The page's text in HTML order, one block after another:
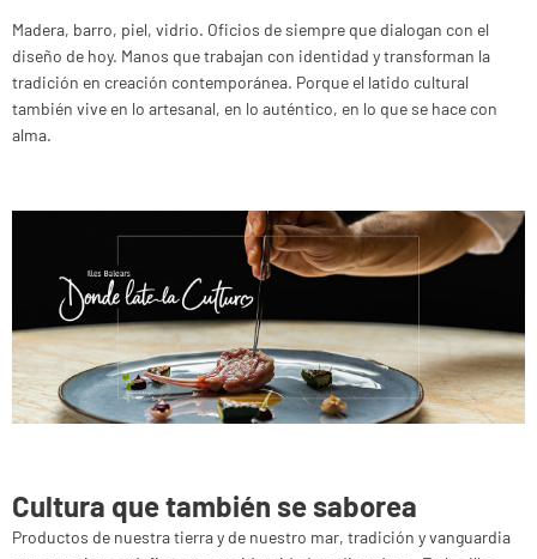
Madera, barro, piel, vidrio. Oficios de siempre que dialogan con el
diseño de hoy. Manos que trabajan con identidad y transforman la
tradición en creación contemporánea. Porque el latido cultural
también vive en lo artesanal, en lo auténtico, en lo que se hace con
alma.
Cultura que también se saborea
Productos de nuestra tierra y de nuestro mar, tradición y vanguardia